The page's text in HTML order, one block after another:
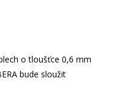
o tloušťce 0,6 mm
bude sloužit